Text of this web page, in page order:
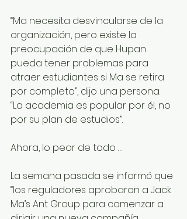
“Ma necesita desvincularse de la
organización, pero existe la
preocupación de que Hupan
pueda tener problemas para
atraer estudiantes si Ma se retira
por completo”, dijo una persona.
“La academia es popular por él, no
por su plan de estudios”.
Ahora, lo peor de todo …
La semana pasada se informó que
“los reguladores aprobaron a Jack
Ma’s Ant Group para comenzar a